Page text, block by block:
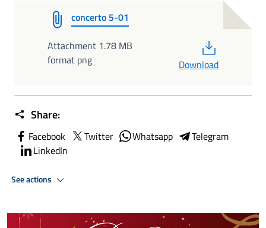
concerto 5-01
Attachment 1.78 MB
format png
Download
Share:
Facebook Twitter Whatsapp
Telegram
LinkedIn
See actions